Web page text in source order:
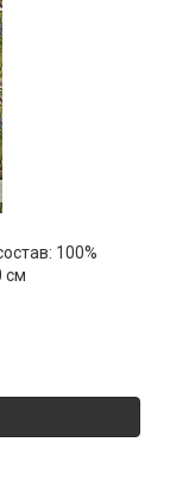
100%
см